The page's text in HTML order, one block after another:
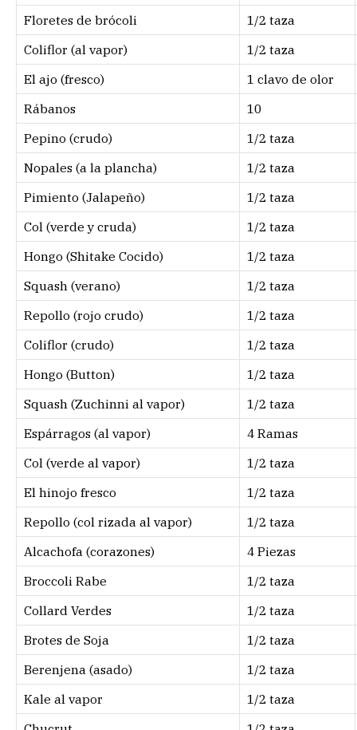
Floretes de brócoli
1/2 taza
Coliflor (al vapor)
1/2 taza
El ajo (fresco)
1 clavo de olor
Rábanos
10
Pepino (crudo)
1/2 taza
Nopales (a la plancha)
1/2 taza
Pimiento (Jalapeño)
1/2 taza
Col (verde y cruda)
1/2 taza
Hongo (Shitake Cocido)
1/2 taza
Squash (verano)
1/2 taza
Repollo (rojo crudo)
1/2 taza
Coliflor (crudo)
1/2 taza
Hongo (Button)
1/2 taza
Squash (Zuchinni al vapor)
1/2 taza
Espárragos (al vapor)
4 Ramas
Col (verde al vapor)
1/2 taza
El hinojo fresco
1/2 taza
Repollo (col rizada al vapor)
1/2 taza
Alcachofa (corazones)
4 Piezas
Broccoli Rabe
1/2 taza
Collard Verdes
1/2 taza
Brotes de Soja
1/2 taza
Berenjena (asado)
1/2 taza
Kale al vapor
1/2 taza